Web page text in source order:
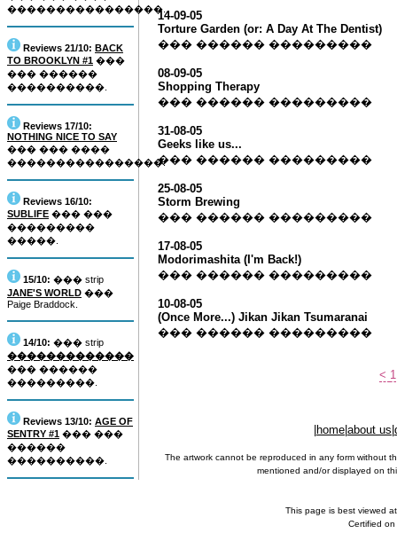
����������������.
Reviews 21/10: BACK
TO BROOKLYN #1 ���
��� ������
����������.
Reviews 17/10:
NOTHING NICE TO SAY
��� ��� ����
����������������.
Reviews 16/10:
SUBLIFE ��� ���
���������
�����.
15/10: ��� strip
JANE'S WORLD ���
Paige Braddock.
14/10: ��� strip
�������������
��� ������
���������.
Reviews 13/10: AGE OF
SENTRY #1 ��� ���
������
����������.
14-09-05
Torture Garden (or: A Day At The Dentist)
��� ������ ���������
08-09-05
Shopping Therapy
��� ������ ���������
31-08-05
Geeks like us...
��� ������ ���������
25-08-05
Storm Brewing
��� ������ ���������
17-08-05
Modorimashita (I'm Back!)
��� ������ ���������
10-08-05
(Once More...) Jikan Jikan Tsumaranai
��� ������ ���������
< 1
home about us
The artwork cannot be reproduced in any form without
mentioned and/or displayed on
This page is best viewed
Certified on